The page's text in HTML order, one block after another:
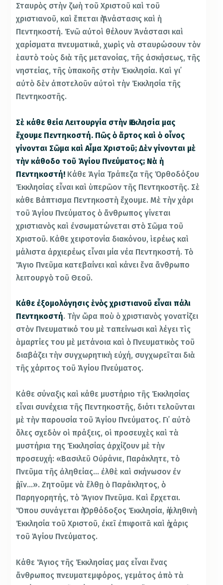
Σταυρὸς στὴν ζωὴ τοῦ Χριστοῦ καὶ τοῦ
χριστιανοῦ, καὶ ἕπεται ἡ Ἀνάστασις καὶ ἡ
Πεντηκοστή. Ἐνῶ αὐτοὶ θέλουν Ἀνάστασι καὶ
χαρίσματα πνευματικά, χωρὶς νὰ σταυρώσουν τὸν
ἑαυτὸ τοὺς διὰ τῆς μετανοίας, τῆς ἀσκήσεως, τῆς
νηστείας, τῆς ὑπακοῆς στὴν Ἐκκλησία. Καὶ γι᾿
αὐτὸ δὲν ἀποτελοῦν αὐτοὶ τὴν Ἐκκλησία τῆς
Πεντηκοστῆς.
Σὲ κάθε θεία Λειτουργία στὴν Ἐκκλησία μας
ἔχουμε Πεντηκοστή. Πῶς ὁ ἄρτος καὶ ὁ οἶνος
γίνονται Σῶμα καὶ Αἷμα Χριστοῦ; Δὲν γίνονται μὲ
τὴν κάθοδο τοῦ Ἁγίου Πνεύματος; Νὰ ἡ
Πεντηκοστή! Κάθε Ἁγία Τράπεζα τῆς Ὀρθοδόξου
Ἐκκλησίας εἶναι καὶ ὑπερῶον τῆς Πεντηκοστῆς. Σὲ
κάθε Βάπτισμα Πεντηκοστὴ ἔχουμε. Μὲ τὴν χάρι
τοῦ Ἁγίου Πνεύματος ὁ ἄνθρωπος γίνεται
χριστιανὸς καὶ ἐνσωματώνεται στὸ Σῶμα τοῦ
Χριστοῦ. Κάθε χειροτονία διακόνου, ἱερέως καὶ
μάλιστα ἀρχιερέως εἶναι μία νέα Πεντηκοστή. Τὸ
Ἅγιο Πνεῦμα κατεβαίνει καὶ κάνει ἕνα ἄνθρωπο
λειτουργὸ τοῦ Θεοῦ.
Κάθε ἐξομολόγησις ἑνὸς χριστιανοῦ εἶναι πάλι
Πεντηκοστή. Τὴν ὥρα ποὺ ὁ χριστιανὸς γονατίζει
στὸν Πνευματικό του μὲ ταπείνωσι καὶ λέγει τὶς
ἁμαρτίες του μὲ μετάνοια καὶ ὁ Πνευματικὸς τοῦ
διαβάζει τὴν συγχωρητικὴ εὐχή, συγχωρεῖται διὰ
τῆς χάριτος τοῦ Ἁγίου Πνεύματος.
Κάθε σύναξις καὶ κάθε μυστήριο τῆς Ἐκκλησίας
εἶναι συνέχεια τῆς Πεντηκοστῆς, διότι τελοῦνται
μὲ τὴν παρουσία τοῦ Ἁγίου Πνεύματος. Γι᾿ αὐτὸ
ὅλες σχεδὸν οἱ πράξεις, οἱ προσευχὲς καὶ τὰ
μυστήρια της Ἐκκλησίας ἀρχίζουν μὲ τὴν
προσευχή: «Βασιλεῦ Οὐράνιε, Παράκλητε, τὸ
Πνεῦμα τῆς ἀληθείας… ἐλθὲ καὶ σκήνωσον ἐν
ἡμῖν…». Ζητοῦμε νὰ ἔλθῃ ὁ Παράκλητος, ὁ
Παρηγορητής, τὸ Ἅγιον Πνεῦμα. Καὶ ἔρχεται.
Ὅπου συνάγεται ἡ Ὀρθόδοξος Ἐκκλησία, ἡ ἀληθινὴ
Ἐκκλησία τοῦ Χριστοῦ, ἐκεῖ ἐπιφοιτᾶ καὶ ἡ χάρις
τοῦ Ἁγίου Πνεύματος.
Κάθε Ἅγιος τῆς Ἐκκλησίας μας εἶναι ἕνας
ἄνθρωπος πνευματεμφόρος, γεμάτος ἀπὸ τὰ